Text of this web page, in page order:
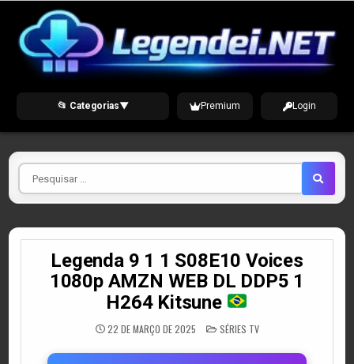
content
📂 Categorias▼ Premium Login
Pesquisar
por
Legenda 9 1 1 S08E10 Voices
1080p AMZN WEB DL DDP5 1
H264 Kitsune
22 DE MARÇO DE 2025 POSTED
IN
SÉRIES TV